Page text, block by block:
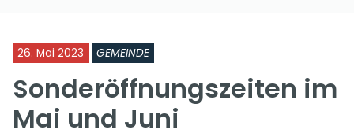
26. Mai 2023 GEMEINDE
Sonderöffnungszeiten im
Mai und Juni